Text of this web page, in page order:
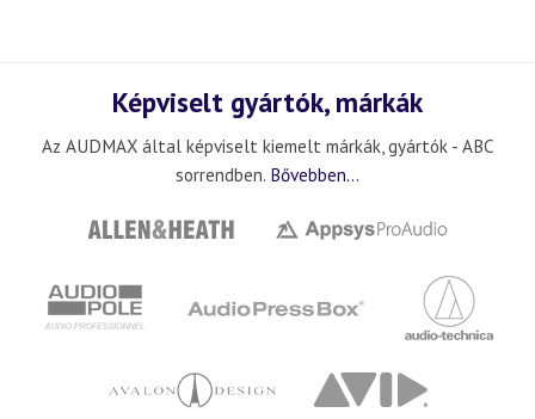
Képviselt gyártók, márkák
Az AUDMAX által képviselt kiemelt márkák, gyártók - ABC
sorrendben. Bővebben...